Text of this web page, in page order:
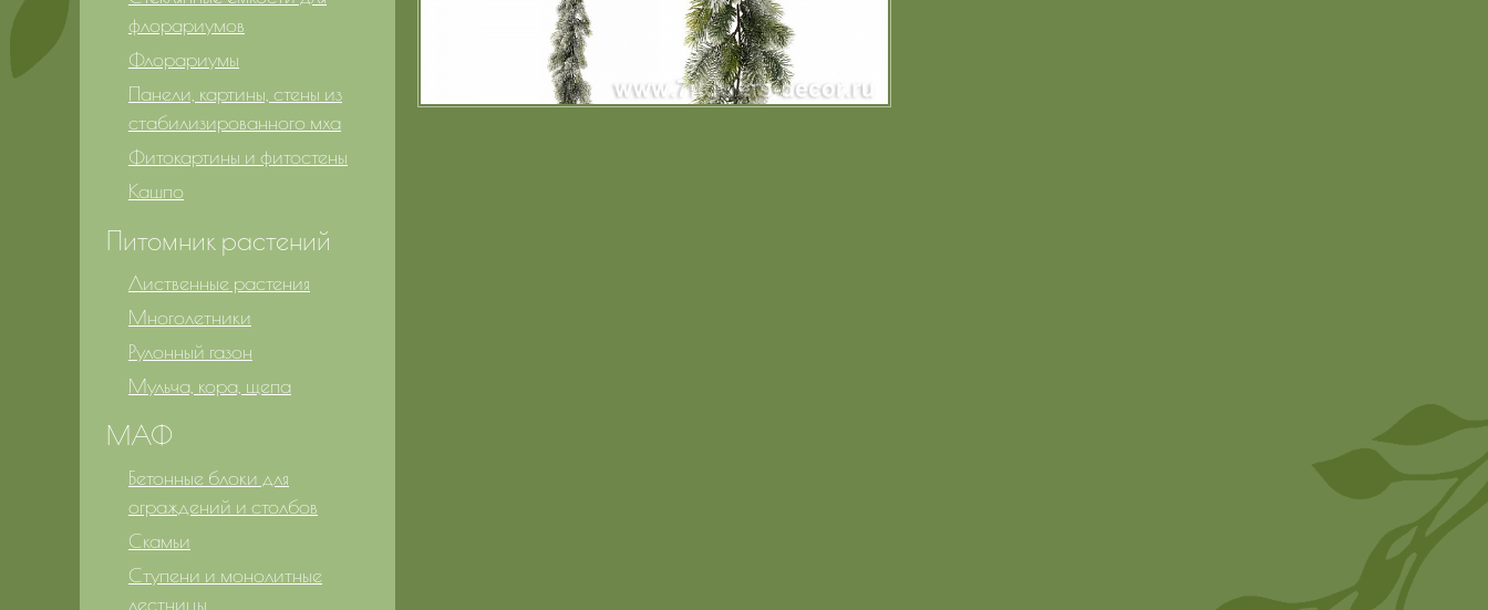
флорариумов
Флорариумы
Панели, картины, стены из
стабилизированного мха
Фитокартины и фитостены
Кашпо
Питомник растений
Лиственные растения
Многолетники
Рулонный газон
Мульча, кора, щепа
МАФ
Бетонные блоки для
ограждений и столбов
Скамьи
Ступени и монолитные
лестницы